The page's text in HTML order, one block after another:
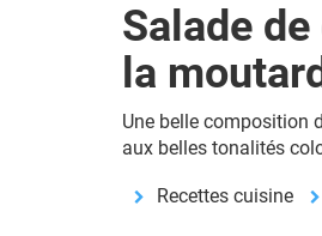
Salade
la
Une belle composition
aux belles tonalités
Recettes cuisine